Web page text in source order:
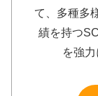
て、多種多
績を持つ
を強力